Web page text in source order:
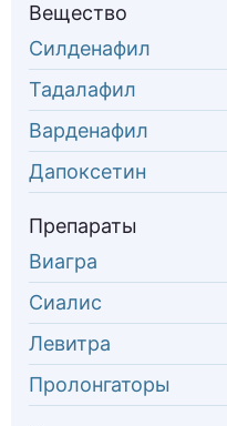
Вещество
Силденафил
Тадалафил
Варденафил
Дапоксетин
Препараты
Виагра
Сиалис
Левитра
Пролонгаторы